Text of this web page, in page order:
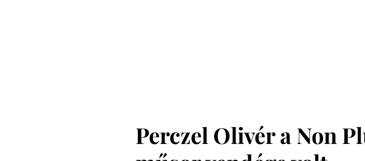
Perczel Olivér a Non